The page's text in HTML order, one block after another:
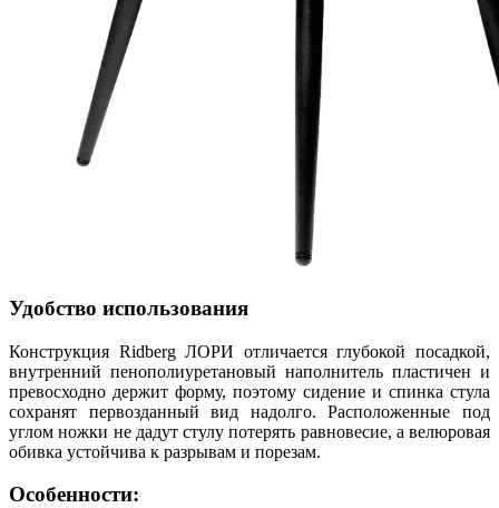
Удобство использования
Конструкция Ridberg ЛОРИ отличается глубокой посадкой,
внутренний пенополиуретановый наполнитель пластичен и
превосходно держит форму, поэтому сидение и спинка стула
сохранят первозданный вид надолго. Расположенные под
углом ножки не дадут стулу потерять равновесие, а велюровая
обивка устойчива к разрывам и порезам.
Особенности: